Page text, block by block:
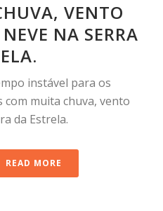
VENTO
NA SERRA
instável para os
com muita chuva, vento
da Estrela.
READ MORE